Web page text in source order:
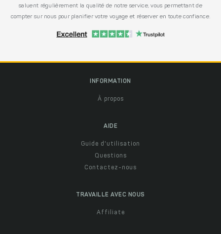
saluent régulièrement la qualité de notre service, vous permettant de
compter sur nous pour planifier votre voyage et réserver en toute confiance.
INFORMATION
À propos
AIDE
Guide d'utilisation
Questions
Contactez-nous
TRAVAILLE AVEC NOUS
Affiliate